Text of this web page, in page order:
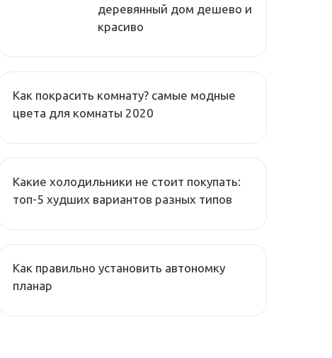
деревянный дом дешево и
красиво
Как покрасить комнату? самые модные
цвета для комнаты 2020
Какие холодильники не стоит покупать:
топ-5 худших вариантов разных типов
Как правильно установить автономку
планар